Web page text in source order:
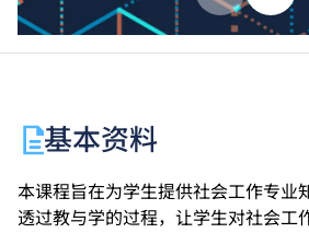
基本资料
本课程旨在为学生提供社会工作专业
透过教与学的过程，让学生对社会工